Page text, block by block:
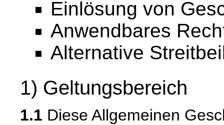
Einlösung von
Anwendbares
Alternative
1) Geltungsbereich
1.1 Diese Allgemeinen